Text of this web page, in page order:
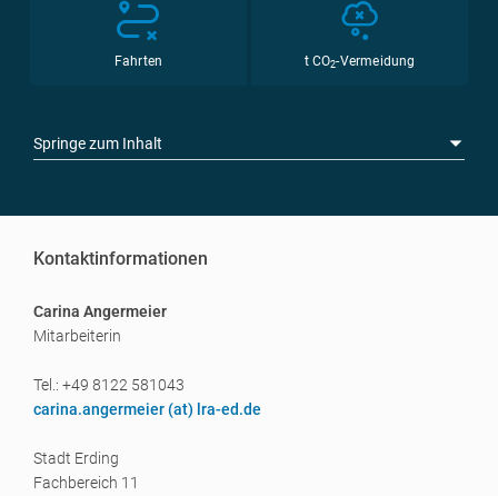
Fahrten t CO2-Vermeidung
Springe zum Inhalt
Kontaktinformationen
Carina Angermeier
Mitarbeiterin
Tel.: +49 8122 581043
carina.angermeier (at) lra-ed.de
Stadt Erding
Fachbereich 11